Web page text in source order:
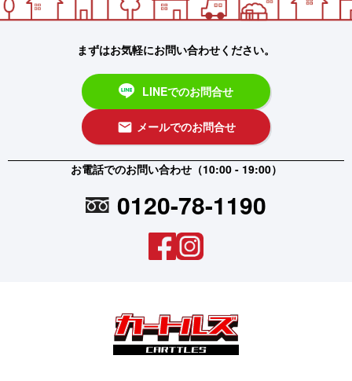
まずはお気軽にお問い合わせください。
LINEでのお問合せ
email メールでのお問合せ
お電話でのお問い合わせ（10:00 - 19:00）
0120-78-1190